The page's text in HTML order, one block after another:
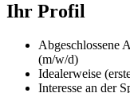
Ihr Profil
Abgeschlossene
(m/w/d)
Idealerweise
Interesse an der